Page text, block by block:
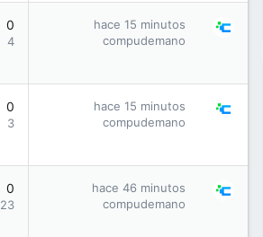
0
4
hace 15 minutos
compudemano
0
3
hace 15 minutos
compudemano
0
23
hace 46 minutos
compudemano